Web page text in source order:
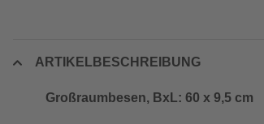
ARTIKELBESCHREIBUNG
Großraumbesen, BxL: 60 x 9,5 cm